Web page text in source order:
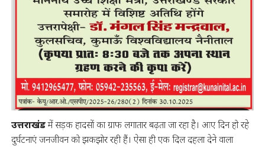
उत्तराखंडमें सड़क हादसों का ग्राफ लगातार बढ़ता जा रहा है। आए दिन हो रहे
दुर्घटनाएं जनजीवन को झकझोर रही हैं। ऐसा ही एक दिल दहला देने वाला